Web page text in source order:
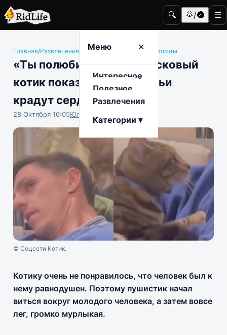
🔍 🌞/🌚 ☰
Меню ✕
Интересное
Полезное
Развлечения
Категории ▾
Главная/Развлечения Животные и домашние питомцы
«Ты полюбишь меня»: ласковый
котик показал, как кошачьи
крадут сердца людей
28 Октября 16:05Юлия Крофто
© Соцсети Котик.
Котику очень не понравилось, что человек был к
нему равнодушен. Поэтому пушистик начал
виться вокруг молодого человека, а затем вовсе
лег, громко мурлыкая.